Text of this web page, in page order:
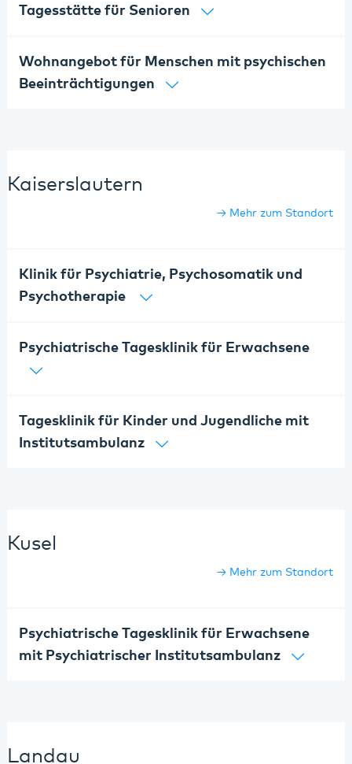
Tagesstätte für Senioren
Wohnangebot für Menschen mit psychischen
Beeinträchtigungen
Kaiserslautern
Mehr zum Standort
Klinik für Psychiatrie, Psychosomatik und
Psychotherapie
Psychiatrische Tagesklinik für Erwachsene
Tagesklinik für Kinder und Jugendliche mit
Institutsambulanz
Kusel
Mehr zum Standort
Psychiatrische Tagesklinik für Erwachsene
mit Psychiatrischer Institutsambulanz
Landau